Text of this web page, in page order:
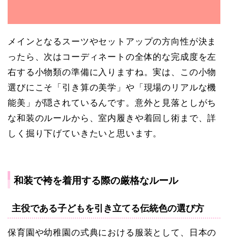
メインとなるスーツやセットアップの方向性が決ま
ったら、次はコーディネートの全体的な完成度を左
右する小物類の準備に入りますね。実は、この小物
選びにこそ「引き算の美学」や「現場のリアルな機
能美」が隠されているんです。意外と見落としがち
な和装のルールから、室内履きや着回し術まで、詳
しく掘り下げていきたいと思います。
和装で袴を着用する際の厳格なルール
主役である子どもを引き立てる伝統色の選び方
保育園や幼稚園の式典における服装として、日本の